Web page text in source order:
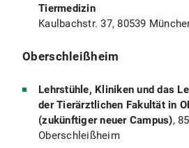
Tiermedizin
Kaulbachstr. 37, 80539
Oberschleißheim
Lehrstühle, Kliniken und das
der Tierärztlichen Fakultät in
(zukünftiger neuer Campus),
Oberschleißheim